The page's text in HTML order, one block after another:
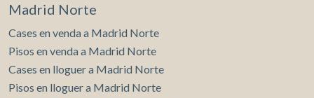
Madrid Norte
Cases en venda a Madrid Norte
Pisos en venda a Madrid Norte
Cases en lloguer a Madrid Norte
Pisos en lloguer a Madrid Norte